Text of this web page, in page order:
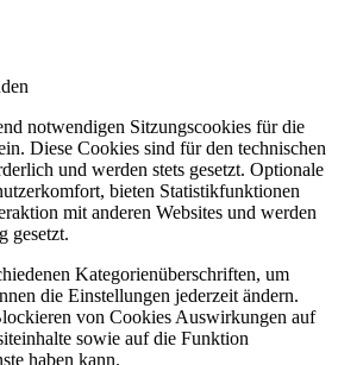
notwendigen Sitzungscookies für die
Diese Cookies sind für den technischen
und werden stets gesetzt. Optionale
bieten Statistikfunktionen
mit anderen Websites und werden
gesetzt.
Kategorienüberschriften, um
die Einstellungen jederzeit ändern.
von Cookies Auswirkungen auf
sowie auf die Funktion
haben kann.